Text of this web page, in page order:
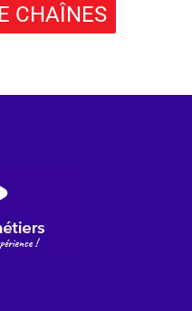
CHAÎNES